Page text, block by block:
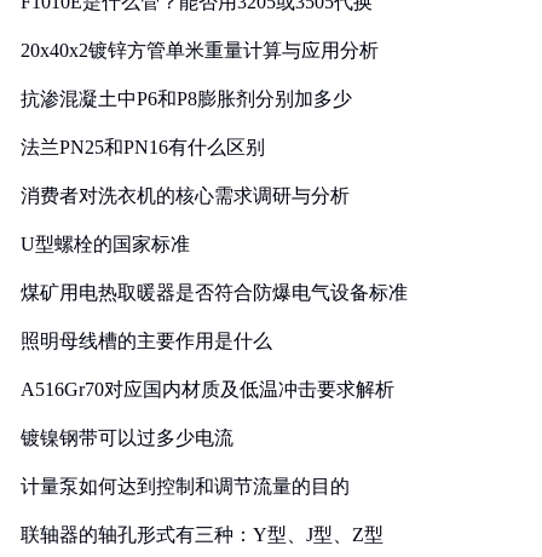
20x40x2镀锌方管单米重量计算与应用分析
抗渗混凝土中P6和P8膨胀剂分别加多少
法兰PN25和PN16有什么区别
消费者对洗衣机的核心需求调研与分析
U型螺栓的国家标准
煤矿用电热取暖器是否符合防爆电气设备标准
照明母线槽的主要作用是什么
A516Gr70对应国内材质及低温冲击要求解析
镀镍钢带可以过多少电流
计量泵如何达到控制和调节流量的目的
联轴器的轴孔形式有三种：Y型、J型、Z型